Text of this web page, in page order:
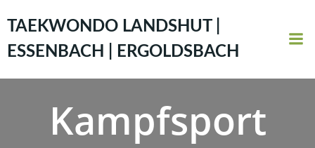
Inhalt
springen
TAEKWONDO LANDSHUT |
ESSENBACH | ERGOLDSBACH
Kampfsport